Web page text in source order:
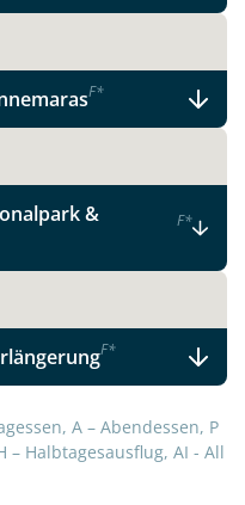
F*
&
F*
F*
A – Abendessen, P
– Halbtagesausflug, AI - All